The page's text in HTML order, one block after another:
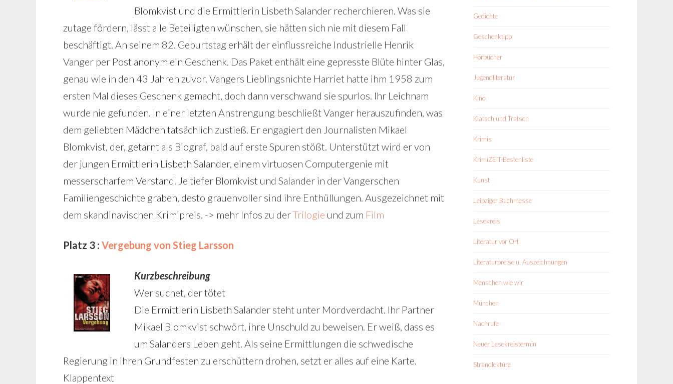
Blomkvist und die Ermittlerin Lisbeth Salander recherchieren. Was sie
zutage fördern, lässt alle Beteiligten wünschen, sie hätten sich nie mit diesem Fall
beschäftigt. An seinem 82. Geburtstag erhält der einflussreiche Industrielle Henrik
Vanger per Post anonym ein Geschenk. Das Paket enthält eine gepresste Blüte hinter Glas,
genau wie in den 43 Jahren zuvor. Vangers Lieblingsnichte Harriet hatte ihm 1958 zum
ersten Mal dieses Geschenk gemacht, doch dann verschwand sie spurlos. Ihr Leichnam
wurde nie gefunden. In einer letzten Anstrengung beschließt Vanger herauszufinden, was
dem geliebten Mädchen tatsächlich zustieß. Er engagiert den Journalisten Mikael
Blomkvist, der, getarnt als Biograf, bald auf erste Spuren stößt. Unterstützt wird er von
der jungen Ermittlerin Lisbeth Salander, einem virtuosen Computergenie mit
messerscharfem Verstand. Je tiefer Blomkvist und Salander in der Vangerschen
Familiengeschichte graben, desto grauenvoller sind ihre Enthüllungen. Ausgezeichnet mit
dem skandinavischen Krimipreis. -> mehr Infos zu derTrilogie und zum Film
Platz 3 : Vergebung von Stieg Larsson
Kurzbeschreibung
Wer suchet, der tötet
Die Ermittlerin Lisbeth Salander steht unter Mordverdacht. Ihr Partner
Mikael Blomkvist schwört, ihre Unschuld zu beweisen. Er weiß, dass es
um Salanders Leben geht. Als seine Ermittlungen die schwedische
Regierung in ihren Grundfesten zu erschüttern drohen, setzt er alles auf eine Karte.
Klappentext
Gedichte
Geschenktipp
Hörbücher
Jugendliteratur
Kino
Klatsch und Tratsch
Krimis
KrimiZEIT-Bestenliste
Kunst
Leipziger Buchmesse
Lesekreis
Literatur vor Ort
Literaturpreise u. Auszeichnungen
Menschen wie wir
München
Nachrufe
Neuer Lesekreistermin
Strandlektüre